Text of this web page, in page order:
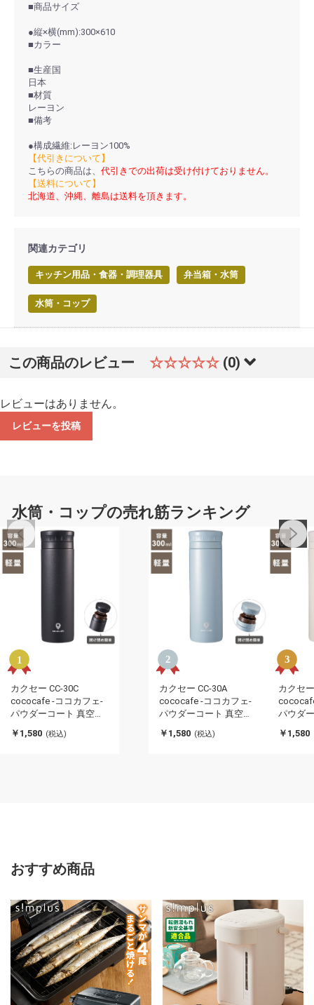
■商品サイズ
●縦×横(mm):300×610
■カラー
■生産国
日本
■材質
レーヨン
■備考
●構成繊維:レーヨン100%
【代引きについて】
こちらの商品は、 代引きでの出荷は受け付けておりません。
【送料について】
北海道、沖縄、離島は送料を頂きます。
関連カテゴリ
キッチン用品・食器・調理器具 弁当箱・水筒
水筒・コップ
この商品のレビュー ☆☆☆☆☆ (0)
レビューはありません。
レビューを投稿
水筒・コップの売れ筋ランキング
カクセー CC-30C
cococafe -ココカフェ-
パウダーコート 真空二
ル 氷ストッパー付き(代
￥1,580 (税込)
カクセー CC-30A
cococafe -ココカフェ-
パウダーコート 真空二
ブルー 氷ストッパー付
￥1,580 (税込)
カクセ
パウダ
ー 氷ス
￥1,580
おすすめ商品